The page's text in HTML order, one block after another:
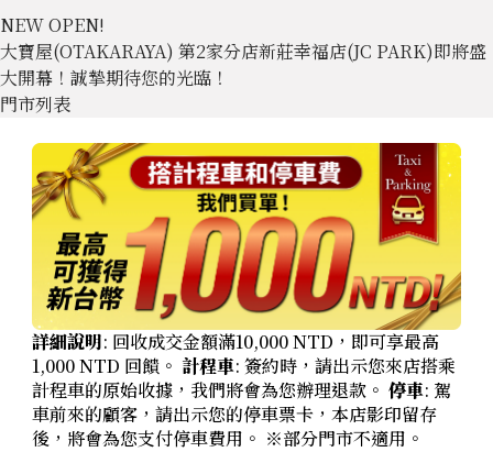
NEW OPEN!
大寶屋(OTAKARAYA) 第2家分店新莊幸福店(JC PARK)即將盛
大開幕！誠摯期待您的光臨！
門市列表
詳細說明: 回收成交金額滿10,000 NTD，即可享最高
1,000 NTD 回饋。 計程車: 簽約時，請出示您來店搭乘
計程車的原始收據，我們將會為您辦理退款。停車: 駕
車前來的顧客，請出示您的停車票卡，本店影印留存
後，將會為您支付停車費用。 ※部分門市不適用。